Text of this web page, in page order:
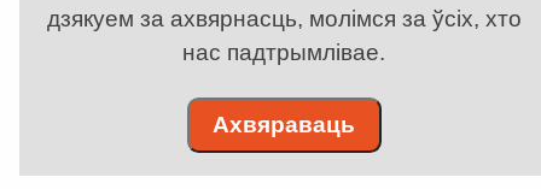
дзякуем за ахвярнасць, молімся за ўсіх, хто
нас падтрымлівае.
Ахвяраваць